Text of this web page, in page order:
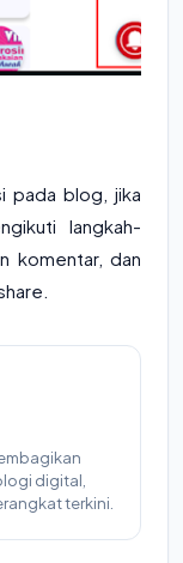
pada blog, jika
langkah-
komentar, dan
digital,
terkini.